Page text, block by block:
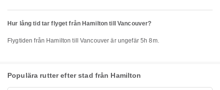
Hur lång tid tar flyget från Hamilton till Vancouver?
Flygtiden från Hamilton till Vancouver är ungefär 5h 8m.
Populära rutter efter stad från Hamilton